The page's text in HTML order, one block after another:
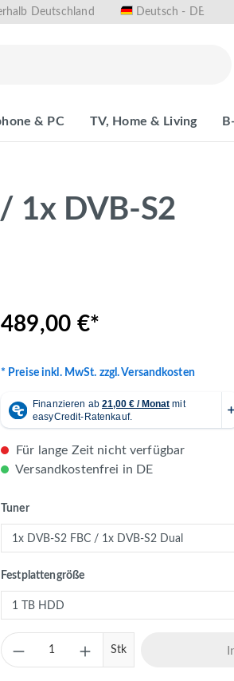
Deutschland Deutsch - DE
& PC TV, Home & Living
1x DVB-S2
489,00 €*
* Preise inkl. MwSt. zzgl. Versandkosten
Für lange Zeit nicht verfügbar
Versandkostenfrei in DE
Tunerauswählen
Festplattengrößeauswählen
Produkt Anzahl: Gib den
Stk